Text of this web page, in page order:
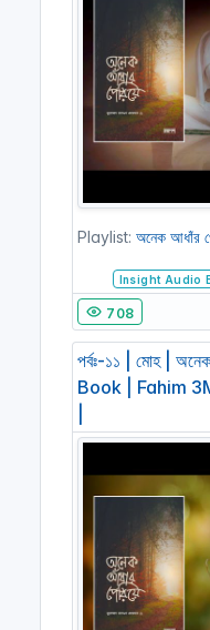
Playlist: অনেক আধাঁর
Insight Audio
708
পর্বঃ-১১ | মোহ |
Book | Fahim